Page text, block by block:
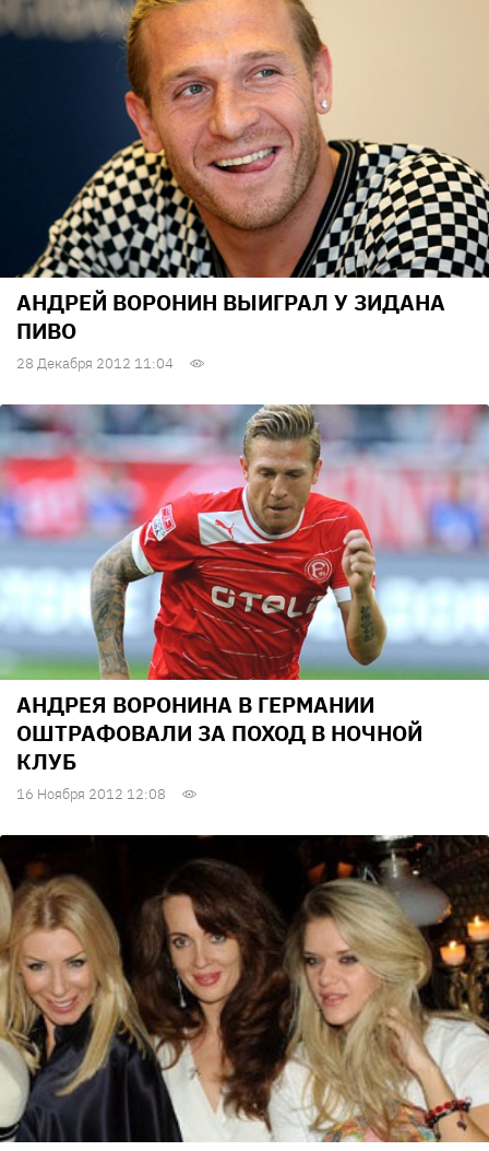
АНДРЕЙ ВОРОНИН ВЫИГРАЛ У ЗИДАНА
ПИВО
28 Декабря 2012 11:04
АНДРЕЯ ВОРОНИНА В ГЕРМАНИИ
ОШТРАФОВАЛИ ЗА ПОХОД В НОЧНОЙ
КЛУБ
16 Ноября 2012 12:08